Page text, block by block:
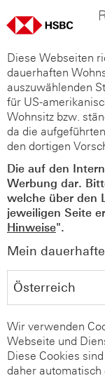
Diese Webseiten
dauerhaften
auszuwählenden
für US-
Wohnsitz bzw.
da die
den dortigen
Die auf den
Werbung dar.
welche über den
jeweiligen Seite
Hinweise".
Mein
Wir verwenden
Webseite und
Diese Cookies
daher automatisch